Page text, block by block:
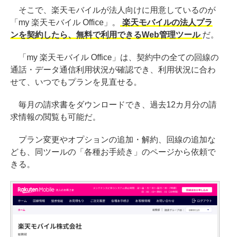
そこで、楽天モバイルが法人向けに用意しているのが
「my 楽天モバイル Office」。
楽天モバイルの法人プラ
ンを契約したら、無料で利用できるWeb管理ツール だ。
「my 楽天モバイル Office」は、契約中の全ての回線の
通話・データ通信利用状況が確認でき、利用状況に合わ
せて、いつでもプランを見直せる。
毎月の請求書をダウンロードでき、過去12カ月分の請
求情報の閲覧も可能だ。
プラン変更やオプションの追加・解約、回線の追加な
ども、同ツールの「各種お手続き」のページから依頼で
きる。